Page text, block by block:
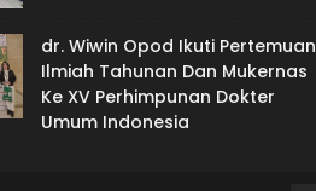
dr. Wiwin Opod Ikuti Pertemuan
Ilmiah Tahunan Dan Mukernas
Ke XV Perhimpunan Dokter
Umum Indonesia